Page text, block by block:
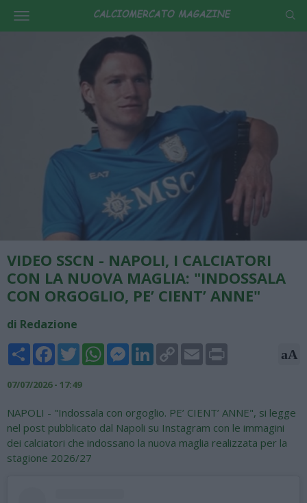
VIDEO SSCN - NAPOLI, I CALCIATORI
CON LA NUOVA MAGLIA: "INDOSSALA
CON ORGOGLIO, PE’ CIENT’ ANNE"
di Redazione
Share FacebookTwitterWhatsAppMessengerLinkedInCopy
Link
Email aA
07/07/2026 - 17:49
NAPOLI - "Indossala con orgoglio. PE’ CIENT’ ANNE", si legge
nel post pubblicato dal Napoli su Instagram con le immagini
dei calciatori che indossano la nuova maglia realizzata per la
stagione 2026/27